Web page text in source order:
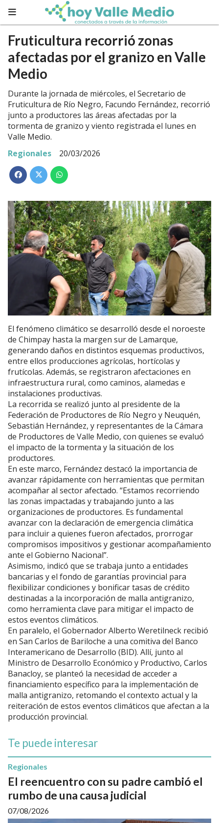
Fruticultura recorrió zonas
afectadas por el granizo en Valle
Medio
Durante la jornada de miércoles, el Secretario de
Fruticultura de Río Negro, Facundo Fernández, recorrió
junto a productores las áreas afectadas por la
tormenta de granizo y viento registrada el lunes en
Valle Medio.
Regionales
20/03/2026
El fenómeno climático se desarrolló desde el noroeste
de Chimpay hasta la margen sur de Lamarque,
generando daños en distintos esquemas productivos,
entre ellos producciones agrícolas, hortícolas y
frutícolas. Además, se registraron afectaciones en
infraestructura rural, como caminos, alamedas e
instalaciones productivas.
La recorrida se realizó junto al presidente de la
Federación de Productores de Río Negro y Neuquén,
Sebastián Hernández, y representantes de la Cámara
de Productores de Valle Medio, con quienes se evaluó
el impacto de la tormenta y la situación de los
productores.
En este marco, Fernández destacó la importancia de
avanzar rápidamente con herramientas que permitan
acompañar al sector afectado. “Estamos recorriendo
las zonas impactadas y trabajando junto a las
organizaciones de productores. Es fundamental
avanzar con la declaración de emergencia climática
para incluir a quienes fueron afectados, prorrogar
compromisos impositivos y gestionar acompañamiento
ante el Gobierno Nacional”.
Asimismo, indicó que se trabaja junto a entidades
bancarias y el fondo de garantías provincial para
flexibilizar condiciones y bonificar tasas de crédito
destinadas a la incorporación de malla antigranizo,
como herramienta clave para mitigar el impacto de
estos eventos climáticos.
En paralelo, el Gobernador Alberto Weretilneck recibió
en San Carlos de Bariloche a una comitiva del Banco
Interamericano de Desarrollo (BID). Allí, junto al
Ministro de Desarrollo Económico y Productivo, Carlos
Banacloy, se planteó la necesidad de acceder a
financiamiento específico para la implementación de
malla antigranizo, retomando el contexto actual y la
reiteración de estos eventos climáticos que afectan a la
producción provincial.
Te puede interesar
El reencuentro con su padre cambió el
rumbo de una causa judicial
Regionales
07/08/2026